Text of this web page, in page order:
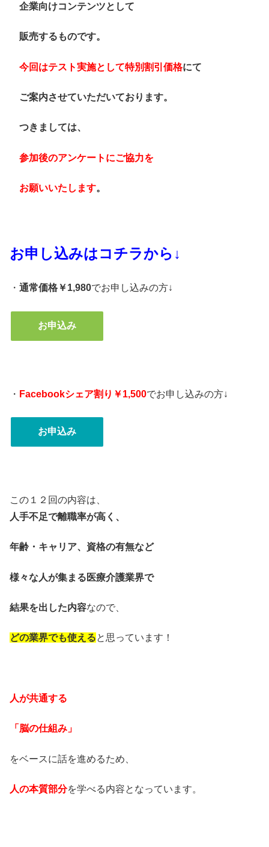
企業向けコンテンツとして
販売するものです。
今回はテスト実施として特別割引価格にて
ご案内させていただいております。
つきましては、
参加後のアンケートにご協力を
お願いいたします。
お申し込みはコチラから↓
・ 通常価格￥1,980でお申し込みの方↓
お申込み
・ Facebookシェア割り￥1,500でお申し込みの方↓
お申込み
この１２回の内容は、
人手不足で離職率が高く、
年齢・キャリア、資格の有無など
様々な人が集まる医療介護業界で
結果を出した内容なので、
どの業界でも使えると思っています！
人が共通する
「脳の仕組み」
をベースに話を進めるため、
人の本質部分を学べる内容となっています。